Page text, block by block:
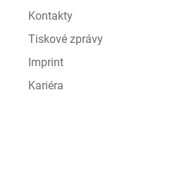
Kontakty
Tiskové zprávy
Imprint
Kariéra